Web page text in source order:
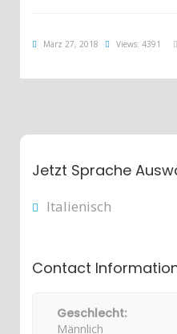
März 27, 2018 Views: 4391
Jetzt Sprache
Italienisch
Contact
Geschlecht:
Männlich